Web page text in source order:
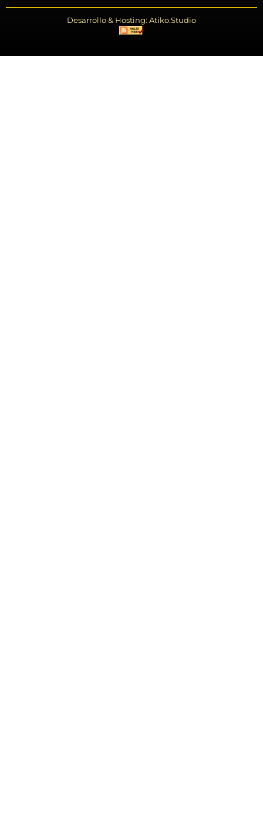
Desarrollo & Hosting: Atiko.Studio